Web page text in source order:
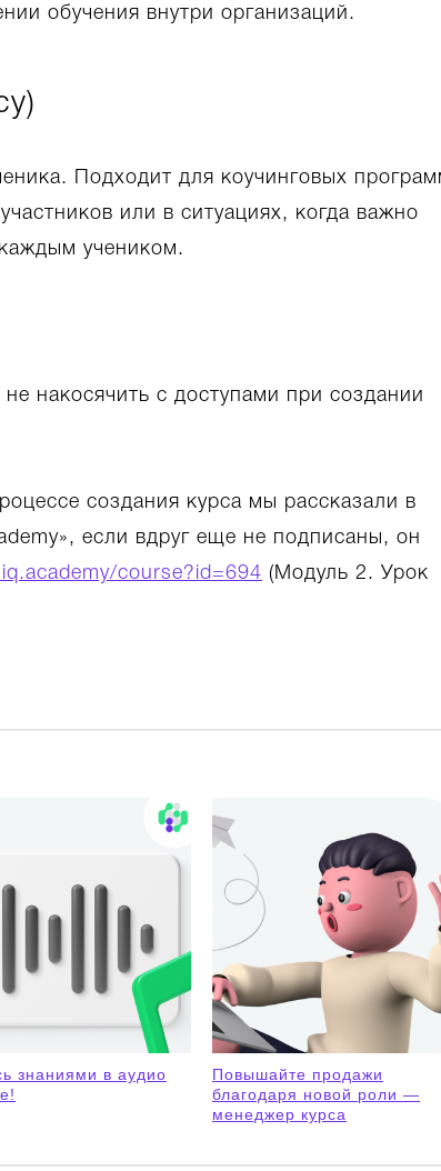
обучения внутри организаций.
Подходит для коучинговых
или в ситуациях, когда важно
учеником.
накосячить с доступами при создании
создания курса мы рассказали в
если вдруг еще не подписаны, он
course?id=694 (Модуль 2. Урок
знаниями в аудио
Повышайте продажи
благодаря новой роли —
менеджер курса